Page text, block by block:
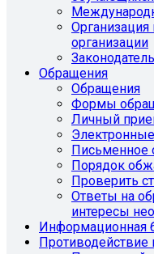
Организация
организации
Обращения
Обращения
Формы
Личный
Письменное
Порядок
Проверить
Ответы на
интересы
Информационная
Противодействие